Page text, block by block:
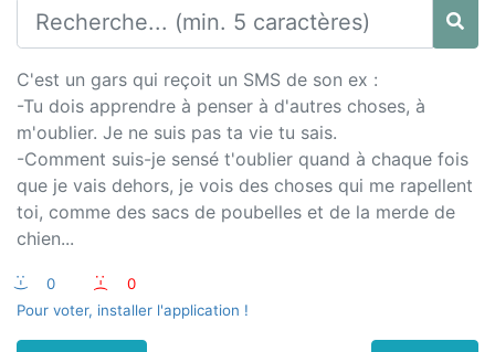
C'est un gars qui reçoit un SMS de son ex :
-Tu dois apprendre à penser à d'autres choses, à
m'oublier. Je ne suis pas ta vie tu sais.
-Comment suis-je sensé t'oublier quand à chaque fois
que je vais dehors, je vois des choses qui me rapellent
toi, comme des sacs de poubelles et de la merde de
chien...
:-) 0 :-(
0
Pour voter, installer l'application !